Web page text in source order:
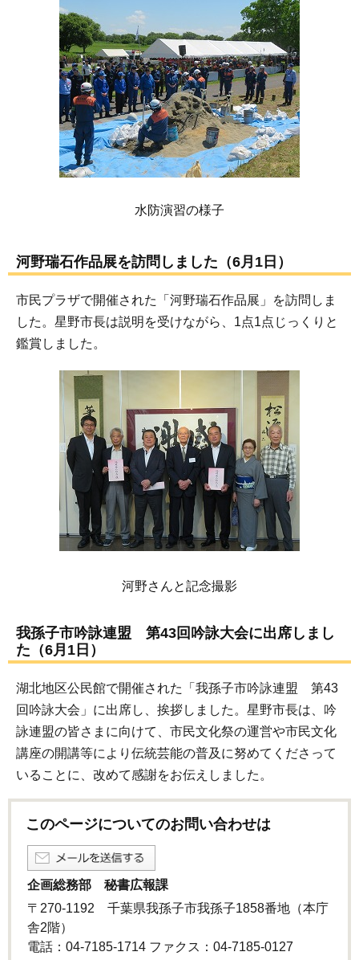
水防演習の様子
河野瑞石作品展を訪問しました（6月1日）
市民プラザで開催された「河野瑞石作品展」を訪問しま
した。星野市長は説明を受けながら、1点1点じっくりと
鑑賞しました。
河野さんと記念撮影
我孫子市吟詠連盟 第43回吟詠大会に出席しまし
た（6月1日）
湖北地区公民館で開催された「我孫子市吟詠連盟 第43
回吟詠大会」に出席し、挨拶しました。星野市長は、吟
詠連盟の皆さまに向けて、市民文化祭の運営や市民文化
講座の開講等により伝統芸能の普及に努めてくださって
いることに、改めて感謝をお伝えしました。
このページについてのお問い合わせは
企画総務部 秘書広報課
〒270-1192 千葉県我孫子市我孫子1858番地（本庁
舎2階）
電話：04-7185-1714 ファクス：04-7185-0127